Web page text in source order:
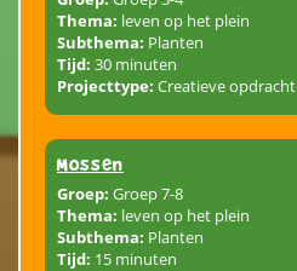
Thema: leven op het plein
Subthema: Planten
Tijd: 30 minuten
Projecttype: Creatieve opdracht
Mossen
Groep: Groep 7-8
Thema: leven op het plein
Subthema: Planten
Tijd: 15 minuten